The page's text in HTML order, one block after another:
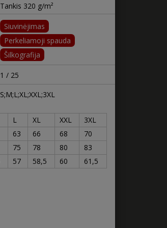
Tankis 320 g/m²
Siuvinėjimas
Perkeliamoji spauda
Šilkografija
1 / 25
S;M;L;XL;XXL;3XL
L XL XXL
3XL
63 66 68
70
75 78 80
83
57 58,5 60 61,5